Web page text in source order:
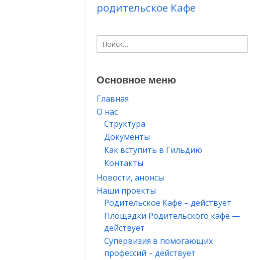
родительское Кафе
Найти:
Основное меню
Главная
О нас
Структура
Документы
Как вступить в Гильдию
Контакты
Новости, анонсы
Наши проекты
Родительское Кафе – действует
Площадки Родительского кафе —
действует
Супервизия в помогающих
профессий – действует